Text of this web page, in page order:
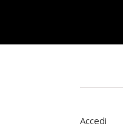
Accedi